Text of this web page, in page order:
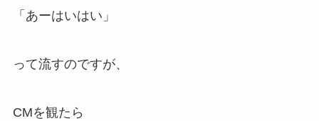
「あーはいはい」
って流すのですが、
CMを観たら